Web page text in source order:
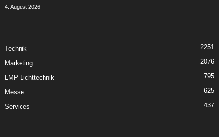
4. August 2026
Technik 2251
Marketing 2076
LMP Lichttechnik 795
Messe 625
Services 437